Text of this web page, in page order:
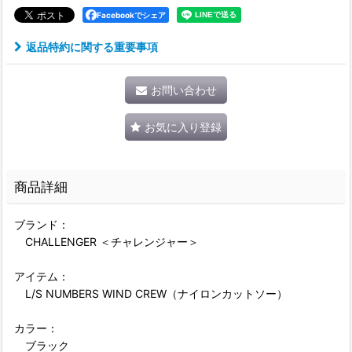
Facebookでシェア
返品特約に関する重要事項
お問い合わせ
お気に入り登録
商品詳細
ブランド：
CHALLENGER ＜チャレンジャー＞
アイテム：
L/S NUMBERS WIND CREW（ナイロンカットソー）
カラー：
ブラック